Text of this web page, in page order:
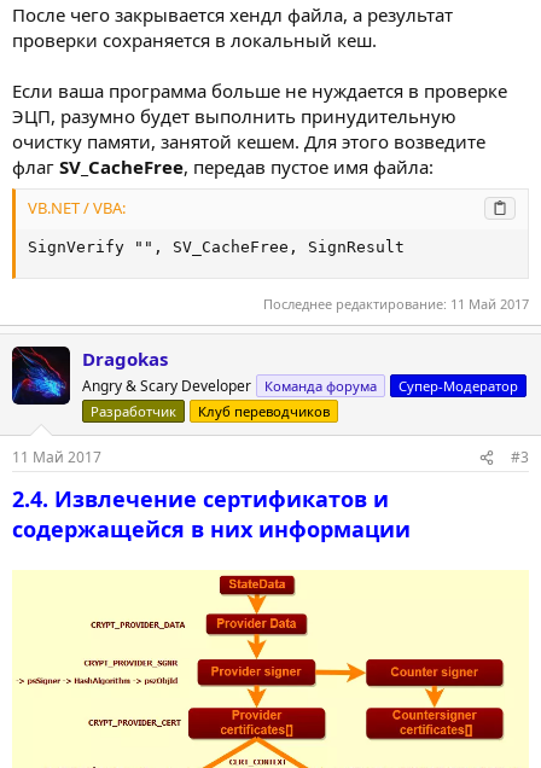
После чего закрывается хендл файла, а результат
проверки сохраняется в локальный кеш.
Если ваша программа больше не нуждается в проверке
ЭЦП, разумно будет выполнить принудительную
очистку памяти, занятой кешем. Для этого возведите
флаг SV_CacheFree, передав пустое имя файла:
VB.NET / VBA:
SignVerify "", SV_CacheFree, SignResult
Последнее редактирование: 11 Май 2017
Dragokas
Angry & Scary Developer Команда форума
Супер-Модератор
Разработчик
Клуб переводчиков
11 Май 2017 #3
2.4. Извлечение сертификатов и
содержащейся в них информации